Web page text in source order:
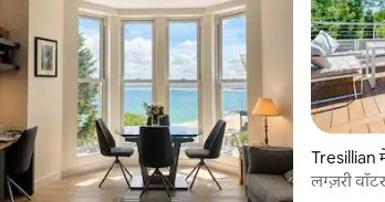
124 समीक्षाएँ
Tresillian
लग्ज़री